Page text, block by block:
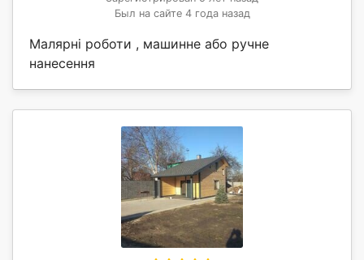
Был на сайте 4 года назад
Малярні роботи , машинне або ручне
нанесення